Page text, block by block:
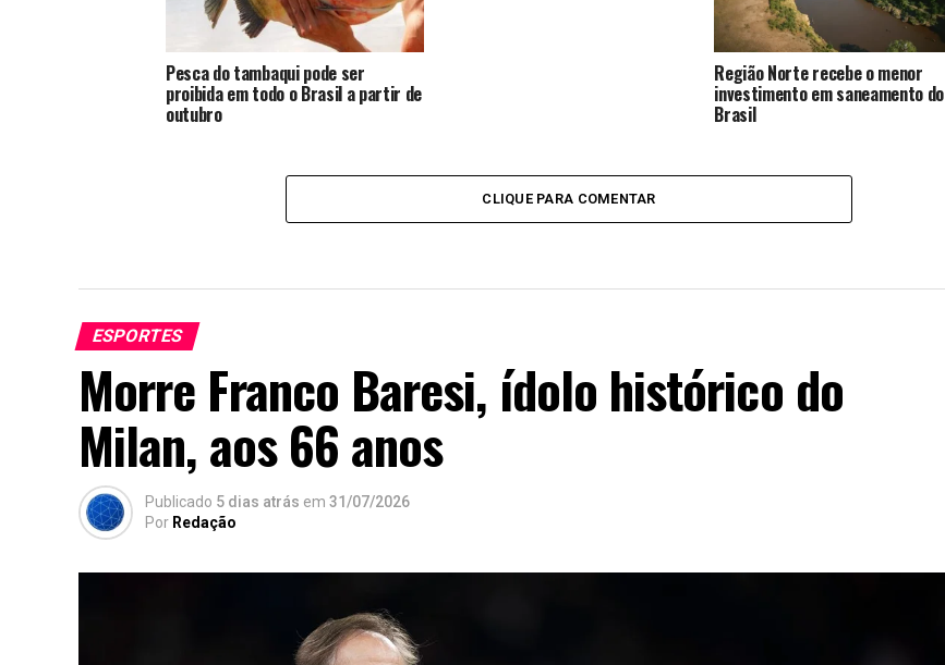
Pesca do tambaqui pode ser
proibida em todo o Brasil a partir de
outubro
Região Norte recebe o menor
investimento em saneamento do
Brasil
CLIQUE PARA COMENTAR
ESPORTES
Morre Franco Baresi, ídolo histórico do
Milan, aos 66 anos
Publicado 5 dias atrás em 31/07/2026
Por Redação